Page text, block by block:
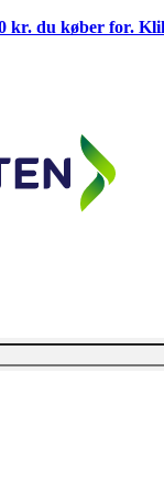
kr. du køber for.